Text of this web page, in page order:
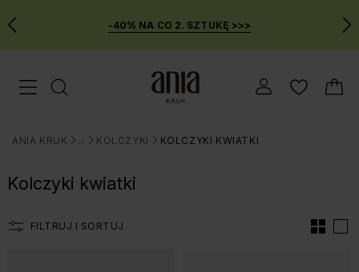
Przejdź
do
FILTRÓW
MENU
-40% NA CO 2. SZTUKĘ >>>
Menu mobilne
ANIA KRUK
>
BIŻUTERIA
>
KOLCZYKI
>
KOLCZYKI KWIATKI
Kolczyki kwiatki
FILTRUJ I SORTUJ